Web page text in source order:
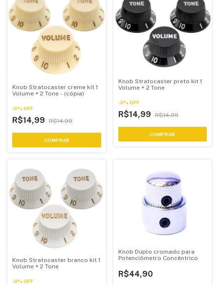
Knob Stratocaster creme kit 1
Volume + 2 Tone - (cópia)
-0% OFF
R$14,99 R$14,99
Knob Stratocaster preto kit 1
Volume + 2 Tone
-0% OFF
R$14,99 R$14,99
Knob Stratocaster branco kit 1
Volume + 2 Tone
-0% OFF
Knob Duplo cromado para
Potenciômetro Concêntrico
R$44,90